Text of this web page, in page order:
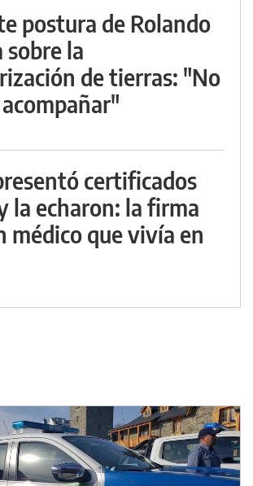
postura de Rolando
sobre la
de tierras: "No
certificados
la echaron: la firma
médico que vivía en